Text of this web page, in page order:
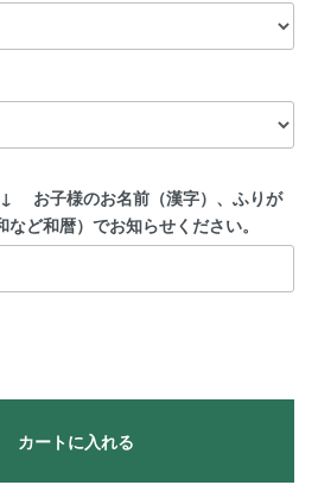
お子様のお名前（漢字）、ふりが
ど和暦）でお知らせください。
カートに入れる